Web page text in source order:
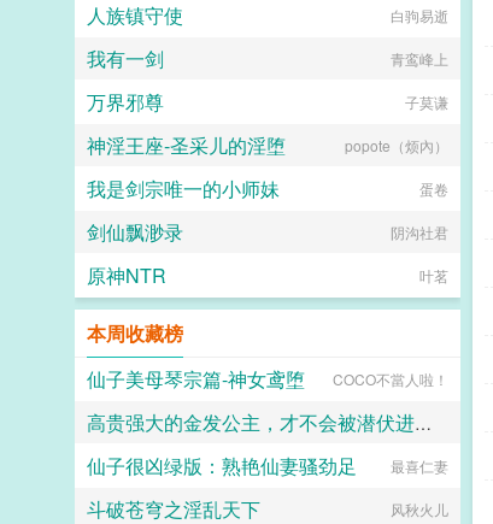
人族镇守使 白驹易逝
我有一剑 青鸾峰上
万界邪尊 子莫谦
神淫王座-圣采儿的淫堕 popote（烦內）
我是剑宗唯一的小师妹 蛋卷
剑仙飘渺录 阴沟社君
原神NTR 叶茗
本周收藏榜
仙子美母琴宗篇-神女鸢堕
COCO不當人啦！
高贵强大的金发公主，才不会被潜伏进来的区区邪教徒，催眠调教后堕落成人格排泄雌媚牝妻呢！
风羽飘零
仙子很凶绿版：熟艳仙妻骚劲足 最喜仁妻
斗破苍穹之淫乱天下 风秋火儿